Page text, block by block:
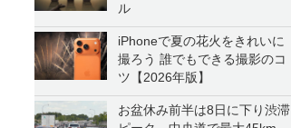
ル
iPhoneで夏の花火をきれいに
撮ろう 誰でもできる撮影のコ
ツ【2026年版】
お盆休み前半は8日に下り渋滞